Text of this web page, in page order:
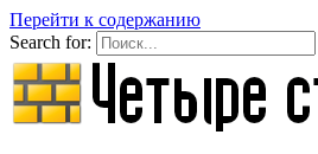
Перейти к содержанию
Search for: